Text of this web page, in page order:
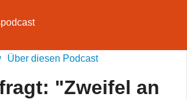
Über diesen Podcast
"Zweifel an